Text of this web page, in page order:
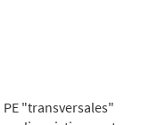
"transversales"